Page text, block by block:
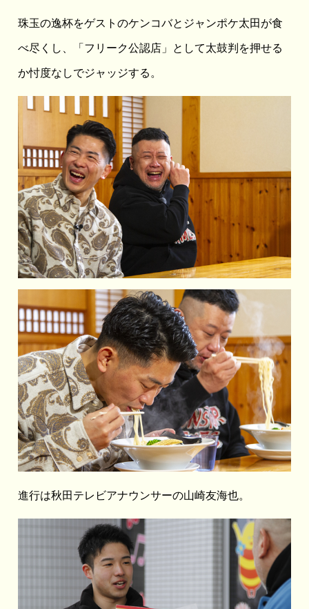
珠玉の逸杯をゲストのケンコバとジャンポケ太田が食
べ尽くし、「フリーク公認店」として太鼓判を押せる
か忖度なしでジャッジする。
進行は秋田テレビアナウンサーの山崎友海也。